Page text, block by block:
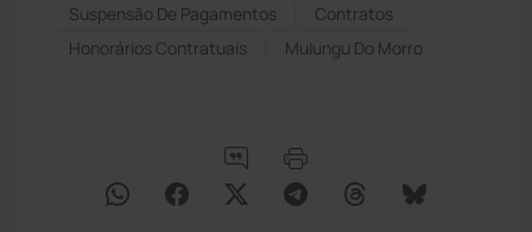
Suspensão De Pagamentos
Contratos
Honorários Contratuais
Mulungu Do Morro